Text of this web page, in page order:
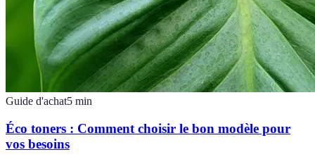
Guide d'achat5 min
Éco toners : Comment choisir le bon modèle pour
vos besoins